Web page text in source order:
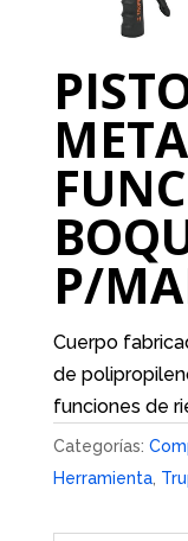
P/
Cuerpo
de
funciones de
Categorías:
Herramienta,